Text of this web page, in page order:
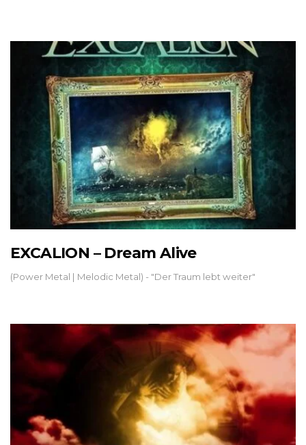
EXCALION – Dream Alive
(Power Metal | Melodic Metal) - "Der Traum lebt weiter"